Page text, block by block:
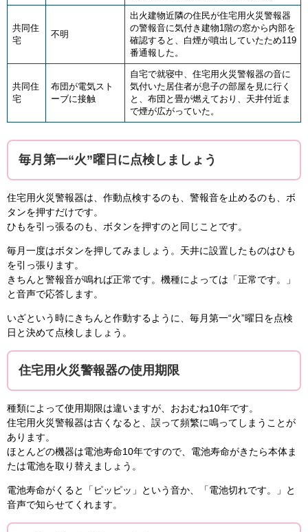
共同住
宅
不明
出火建物近隣の住民が住宅用火災警報器
の警報音に気付き建物1階の窓から内部を
確認すると、白煙が噴出していたため119
番通報した。
共同住
宅
布団が電気スト
ーブに接触
自宅で就寝中、住宅用火災警報器の音に
気付いた居住者が息子の部屋を見に行く
と、布団と畳が燃えており、天井付近ま
で煙が広がっていた。
毎月第一“火”曜日に点検しましょう
住宅用火災警報器は、作動点検するのも、警報音を止めるのも、ボ
タンを押すだけです。
ひもを引っ張るのも、ボタンを押すのと同じことです。
毎月一度はボタンを押してみましょう。天井に設置したものはひも
を引っ張ります。
きちんと警報音が鳴れば正常です。機種によっては「正常です。」
と音声で応答します。
いざという時にきちんと作動するように、毎月第一“火”曜日を点検
日と決めて点検しましょう。
住宅用火災警報器の使用期限
種類によって使用期限は違いますが、おおむね10年です。
住宅用火災警報器は古くなると、誤って頻繁に鳴ってしまうことが
あります。
ほとんどの機器は電池寿命10年ですので、電池寿命がきたら本体ま
たは電池を取り替えましょう。
電池寿命がくると「ピッピッ」という音か、「電池切れです。」と
音声で知らせてくれます。